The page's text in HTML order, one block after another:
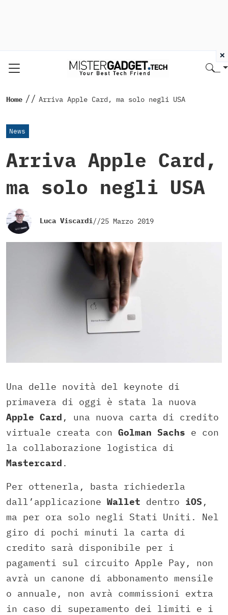
Home // Arriva Apple Card, ma solo negli USA
News
Arriva Apple Card,
ma solo negli USA
Luca Viscardi//25 Marzo 2019
Una delle novità del keynote di
primavera di oggi è stata la nuova
Apple Card , una nuova carta di credito
virtuale creata con Golman Sachs e con
la collaborazione logistica di
Mastercard .
Per ottenerla, basta richiederla
dall’applicazione Wallet dentro iOS ,
ma per ora solo negli Stati Uniti. Nel
giro di pochi minuti la carta di
credito sarà disponibile per i
pagamenti sul circuito Apple Pay, non
avrà un canone di abbonamento mensile
o annuale, non avrà commissioni extra
in caso di superamento dei limiti e i
×